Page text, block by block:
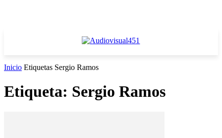
Inicio Etiquetas Sergio Ramos
Etiqueta: Sergio Ramos